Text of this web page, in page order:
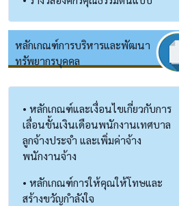
หลักเกณฑ์การบริหารและพัฒนา
ทรัพยากรบุคคล
• หลักเกณฑ์และเงื่อนไขเกี่ยวกับการ
เลื่อนขั้นเงินเดือนพนักงานเทศบาล
ลูกจ้างประจำ และเพิ่มค่าจ้าง
พนักงานจ้าง
• หลักเกณฑ์การให้คุณให้โทษและ
สร้างขวัญกำลังใจ